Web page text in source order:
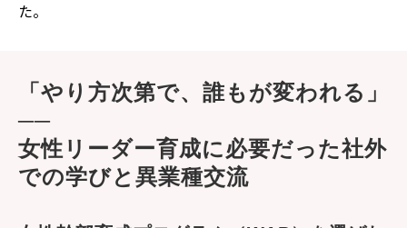
た。
「やり方次第で、誰もが変われる」
──
女性リーダー育成に必要だった社外
での学びと異業種交流